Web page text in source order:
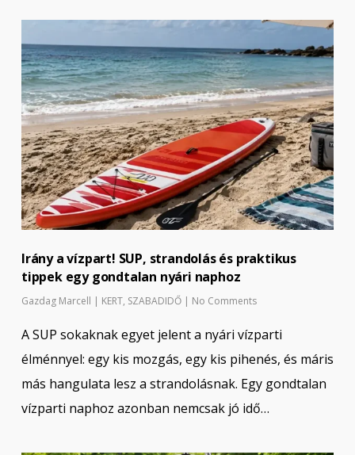
Irány a vízpart! SUP, strandolás és praktikus
tippek egy gondtalan nyári naphoz
Gazdag Marcell | KERT, SZABADIDŐ | No Comments
A SUP sokaknak egyet jelent a nyári vízparti
élménnyel: egy kis mozgás, egy kis pihenés, és máris
más hangulata lesz a strandolásnak. Egy gondtalan
vízparti naphoz azonban nemcsak jó idő…